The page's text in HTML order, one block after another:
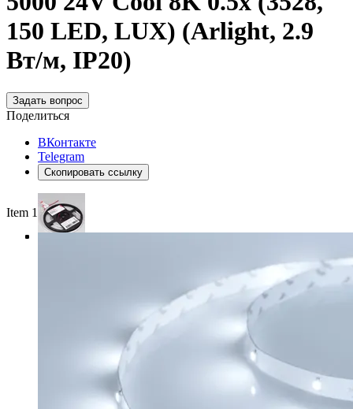
150 LED, LUX) (Arlight, 2.9
Вт/м, IP20)
Задать вопрос
Поделиться
ВКонтакте
Telegram
Скопировать ссылку
Item 1 of 4